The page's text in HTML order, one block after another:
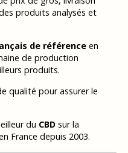
produits analysés et
de référenceen
de production
produits.
qualité pour assurer le
du CBDsur la
France depuis 2003.